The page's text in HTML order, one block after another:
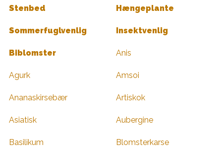
Stenbed Hængeplante
Sommerfuglvenlig Insektvenlig
Biblomster Anis
Agurk Amsoi
Ananaskirsebær Artiskok
Asiatisk Aubergine
Basilikum Blomsterkarse